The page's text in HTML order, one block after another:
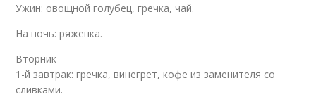
Ужин: овощной голубец, гречка, чай.
На ночь: ряженка.
Вторник
1-й завтрак: гречка, винегрет, кофе из заменителя со
сливками.